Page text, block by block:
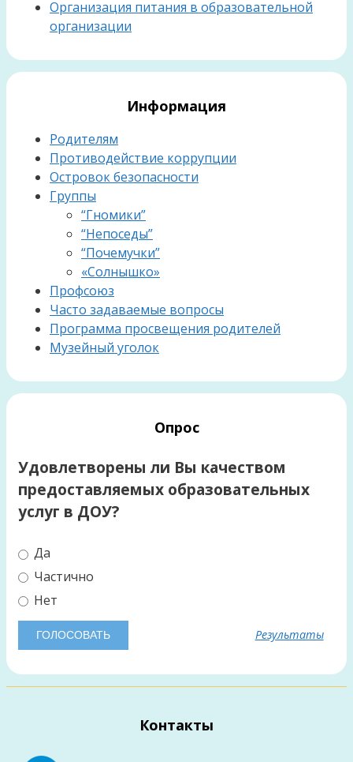
Организация питания в образовательной
организации
Информация
Родителям
Противодействие коррупции
Островок безопасности
Группы
“Гномики”
“Непоседы”
“Почемучки”
«Солнышко»
Профсоюз
Часто задаваемые вопросы
Программа просвещения родителей
Музейный уголок
Опрос
Удовлетворены ли Вы качеством
предоставляемых образовательных
услуг в ДОУ?
Да
Частично
Нет
Результаты
Контакты